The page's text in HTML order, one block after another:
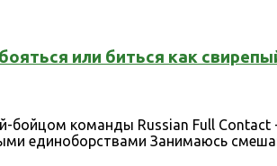
или биться как
бойцом команды Russian Full
единоборствами Занимаюсь